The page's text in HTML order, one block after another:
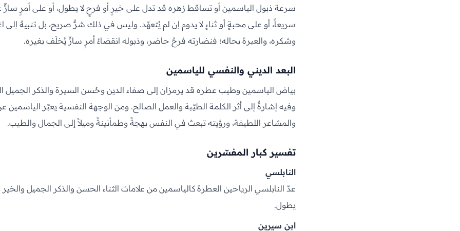
سرعة ذبول الياسمين أو تساقط زهره قد تدل على خيرٍ أو فرحٍ لا يطول، أو على أمرٍ
سريعاً، أو على محبةٍ أو ثناءٍ لا يدوم إن لم يُتعهّد. وليس في ذلك شرٌّ صريح، بل تنبيهٌ إلى
وشكره، والعبرة بحاله؛ فنضارته فرحٌ حاضر، وذبوله انقضاءُ أمرٍ سارٍّ يُخلَف بغيره.
البعد الديني والنفسي للياسمين
بياض الياسمين وطيب عطره قد يرمزان إلى صفاء الدين وحُسن السيرة والذكر الجميل
وفيه إشارةٌ إلى أثر الكلمة الطيّبة والعمل الصالح. ومن الوجهة النفسية يعبّر الياسمين
والمشاعر اللطيفة، ورؤيته تبعث في النفس بهجةً وطمأنينةً وميلاً إلى الجمال والطيب.
تفسير كبار المفسّرين
النابلسي
عدّ النابلسي الرياحين العطرة كالياسمين من علامات الثناء الحسن والذكر الجميل والخير
يطول.
ابن سيرين